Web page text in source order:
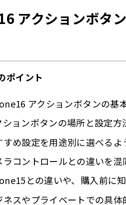
アクションボタ
ポイント
アクションボタンの基
ションボタンの場所と設定方
すめ設定を用途別に選べるよ
ラコントロールとの違いを
との違いや、購入前に
ネスやプライベートでの具
2.9 iPhone16のアクションボタンを
2.11.1 Q1. アクションボタンは本当
Q3. アクションボタンで複数
2.11.4 Q4. アクションボタンとカ
2.11.5 Q5. マナーモード切り替え
2.11.6 Q6. 誤操作は起きやすいで
2.11.7 Q7. ビジネス利用に向いて